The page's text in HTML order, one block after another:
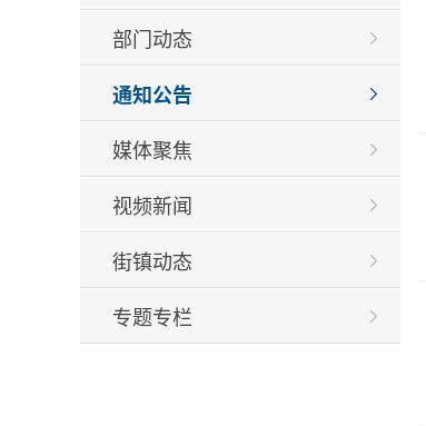
部门动态
通知公告
媒体聚焦
视频新闻
街镇动态
专题专栏